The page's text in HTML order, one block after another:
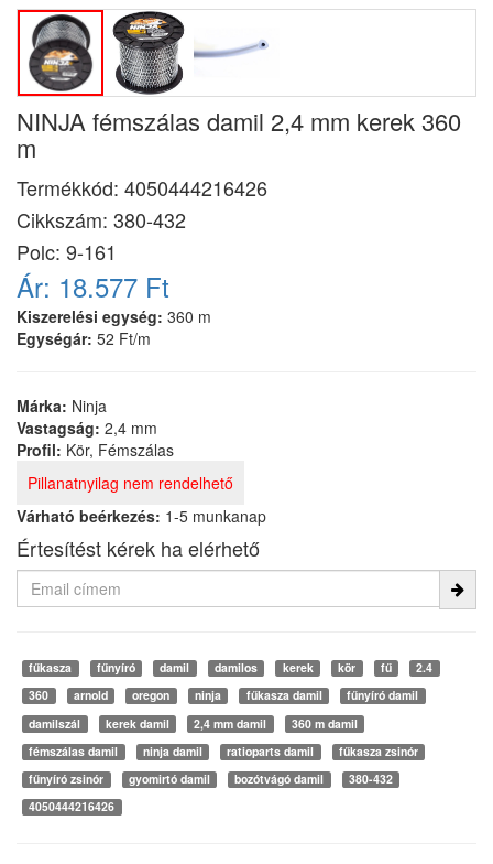
NINJA fémszálas damil 2,4 mm kerek 360
m
Termékkód: 4050444216426
Cikkszám: 380-432
Polc: 9-161
Ár: 18.577 Ft
Kiszerelési egység: 360 m
Egységár: 52 Ft/m
Márka: Ninja
Vastagság: 2,4 mm
Profil: Kör, Fémszálas
Pillanatnyilag nem rendelhető
Várható beérkezés: 1-5 munkanap
Értesítést kérek ha elérhető
fűkasza fűnyíró damil damilos kerek kör fű
2.4
360
arnold oregon ninja fűkasza damil
fűnyíró damil
damilszál
kerek damil 2,4 mm damil
360 m damil
fémszálas damil
ninja damil ratioparts damil
fűkasza zsinór
fűnyíró zsinór
gyomirtó damil bozótvágó damil
380-432
4050444216426